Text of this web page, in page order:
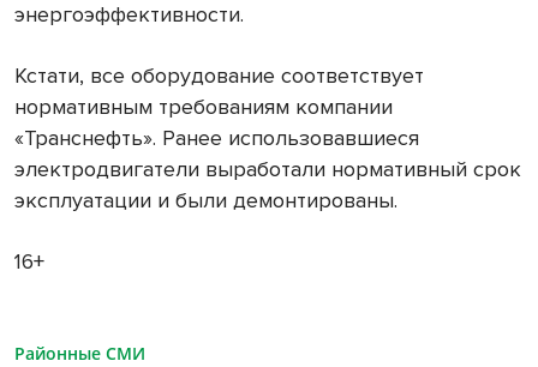
энергоэффективности.
Кстати, все оборудование соответствует
нормативным требованиям компании
«Транснефть». Ранее использовавшиеся
электродвигатели выработали нормативный срок
эксплуатации и были демонтированы.
16+
Районные СМИ